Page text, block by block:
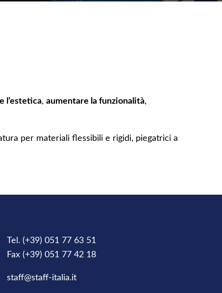
l’estetica, aumentare la funzionalità,
per materiali flessibili e rigidi, piegatrici a
Tel. (+39) 051 77 63 51
Fax (+39) 051 77 42 18
staff@staff-italia.it